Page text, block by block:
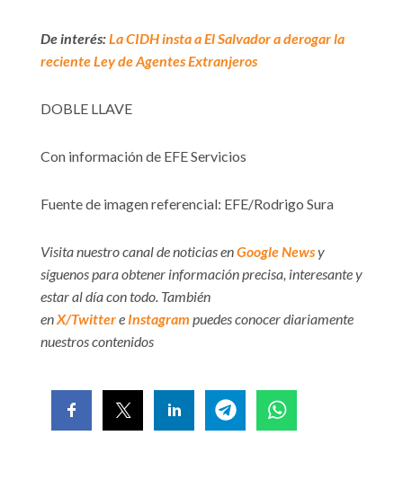
De interés:La CIDH insta a El Salvador a derogar la
reciente Ley de Agentes Extranjeros
DOBLE LLAVE
Con información de EFE Servicios
Fuente de imagen referencial: EFE/Rodrigo Sura
Visita nuestro canal de noticias enGoogle Newsy
síguenos para obtener información precisa, interesante y
estar al día con todo. También
en X/Twittere Instagram puedes conocer diariamente
nuestros contenidos